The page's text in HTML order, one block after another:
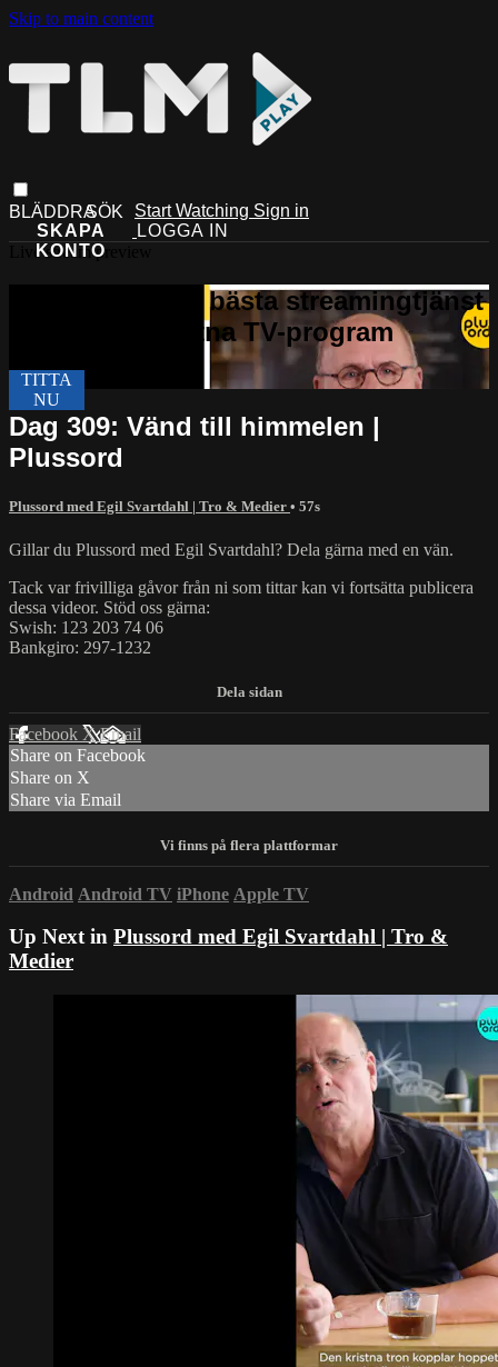
Skip to main content
Start Watching Sign in
Live stream preview
Dag 309: Vänd till himmelen |
Plussord
Plussord med Egil Svartdahl | Tro & Medier • 57s
Gillar du Plussord med Egil Svartdahl? Dela gärna med en vän.
Tack var frivilliga gåvor från ni som tittar kan vi fortsätta publicera
dessa videor. Stöd oss gärna:
Swish: 123 203 74 06
Bankgiro: 297-1232
Facebook XEmail
Share on Facebook
Share on X
Share via Email
Android Android TV iPhone Apple TV
Up Next in Plussord med Egil Svartdahl | Tro &
Medier